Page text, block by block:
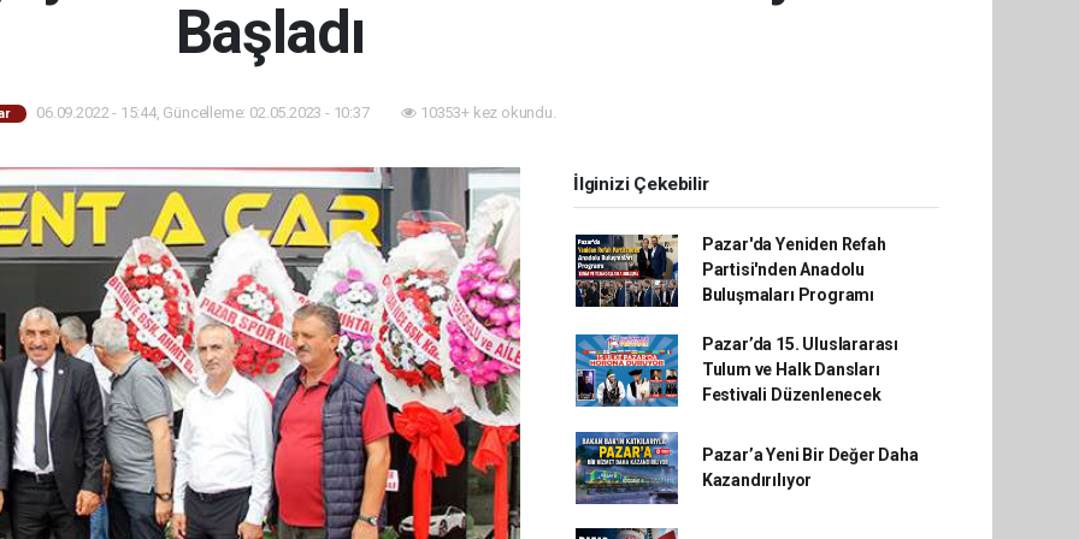
Başladı
06.09.2022 - 15:44, Güncelleme: 02.05.2023 - 10:37 10353+ kez okundu.
İlginizi Çekebilir
Pazar'da Yeniden Refah
Partisi'nden Anadolu
Buluşmaları Programı
Pazar’da 15. Uluslararası
Tulum ve Halk Dansları
Festivali Düzenlenecek
Pazar’a Yeni Bir Değer Daha
Kazandırılıyor